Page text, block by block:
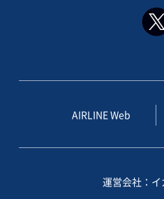
AIRLINE Web
運営会社：